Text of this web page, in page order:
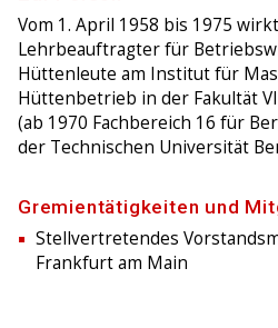
Vom 1. April 1958 bis 1975
Lehrbeauftragter für
Hüttenleute am Institut für
Hüttenbetrieb in der Fakultät
(ab 1970 Fachbereich 16 für
der Technischen Universität
Gremientätigkeiten und
Stellvertretendes
Frankfurt am Main